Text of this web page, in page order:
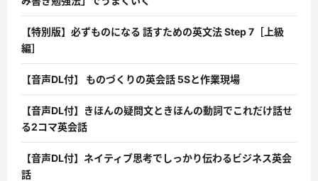
【特別版】必ずものになる 話すための英文法 Step 7［上級
編］
【音声DL付】 ものづくりの英会話 5Sと作業現場
【音声DL付】きほんの疑問文ときほんの動詞でこれだけ話せ
る2コマ英会話
【音声DL付】ネイティブ思考でしっかり伝わるビジネス英会
話